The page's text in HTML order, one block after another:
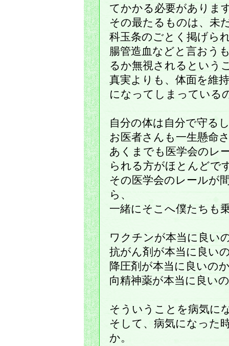
てかかる必要がありま
その最たるものは、未
科玉条のごとく掲げら
腸管造血などと言おう
るか無視されるという
真実よりも、体面を維
になってしまっている
自分の体は自分で守る
お医者さんも一生懸命
あくまでも医学会のレ
られる方がほとんどで
その医学会のレールが
ら、
一緒にそこへ僕たちも
ワクチンが本当に良い
抗がん剤が本当に良い
降圧剤が本当に良いの
向精神薬が本当に良い
そういうことを病気に
そして、病気になった
か。